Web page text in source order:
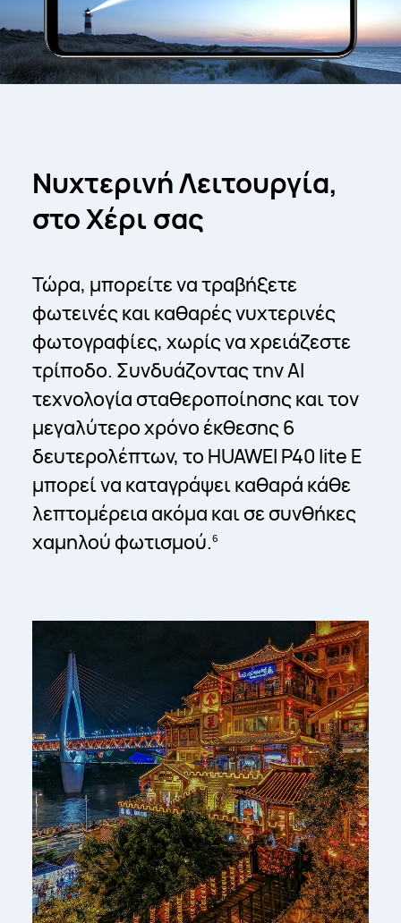
Νυχτερινή Λειτουργία,
στο Χέρι σας
Τώρα, μπορείτε να τραβήξετε
φωτεινές και καθαρές νυχτερινές
φωτογραφίες, χωρίς να χρειάζεστε
τρίποδο. Συνδυάζοντας την AI
τεχνολογία σταθεροποίησης και τον
μεγαλύτερο χρόνο έκθεσης 6
δευτερολέπτων, το HUAWEI P40 lite E
μπορεί να καταγράψει καθαρά κάθε
λεπτομέρεια ακόμα και σε συνθήκες
χαμηλού φωτισμού.6